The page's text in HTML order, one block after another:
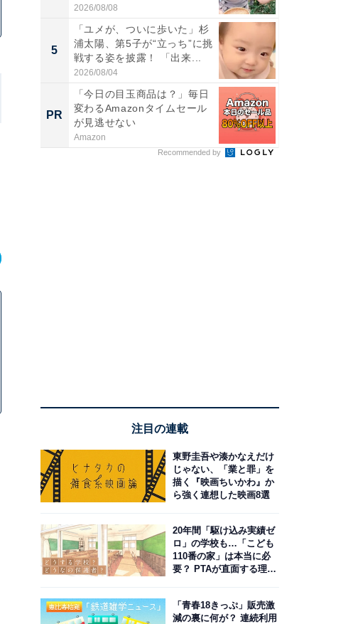
よ〜...
2026/08/08
5
「ユメが、ついに歩いた」杉
浦太陽、第5子が“立っち”に挑
戦する姿を披露！ 「出来...
2026/08/04
PR
「今日の目玉商品は？」毎日
変わるAmazonタイムセール
が見逃せない
Amazon
Recommended by
注目の連載
東野圭吾や湊かなえだけ
じゃない、「業と罪」を
描く『映画ちいかわ』か
ら強く連想した映画8選
20年間「駆け込み実績ゼ
ロ」の学校も…「こども
110番の家」は本当に必
要？ PTAが直面する理想
「青春18きっぷ」販売激
減の裏に何が？ 連続利用